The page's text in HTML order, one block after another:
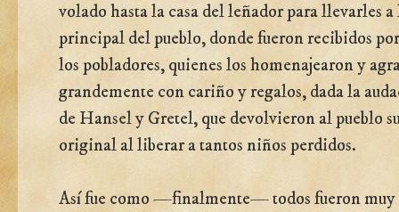
volado hasta la casa del leñador para llevarles
principal del pueblo, donde fueron recibidos
los pobladores, quienes los homenajearon y
grandemente con cariño y regalos, dada la
de Hansel y Gretel, que devolvieron al pueblo
original al liberar a tantos niños perdidos.
Así fue como —finalmente— todos fueron muy